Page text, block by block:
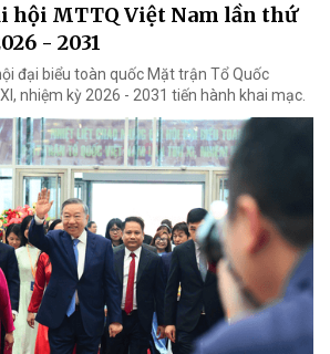
hội MTTQ Việt Nam lần thứ
- 2031
đại biểu toàn quốc Mặt trận Tổ Quốc
nhiệm kỳ 2026 - 2031 tiến hành khai mạc.